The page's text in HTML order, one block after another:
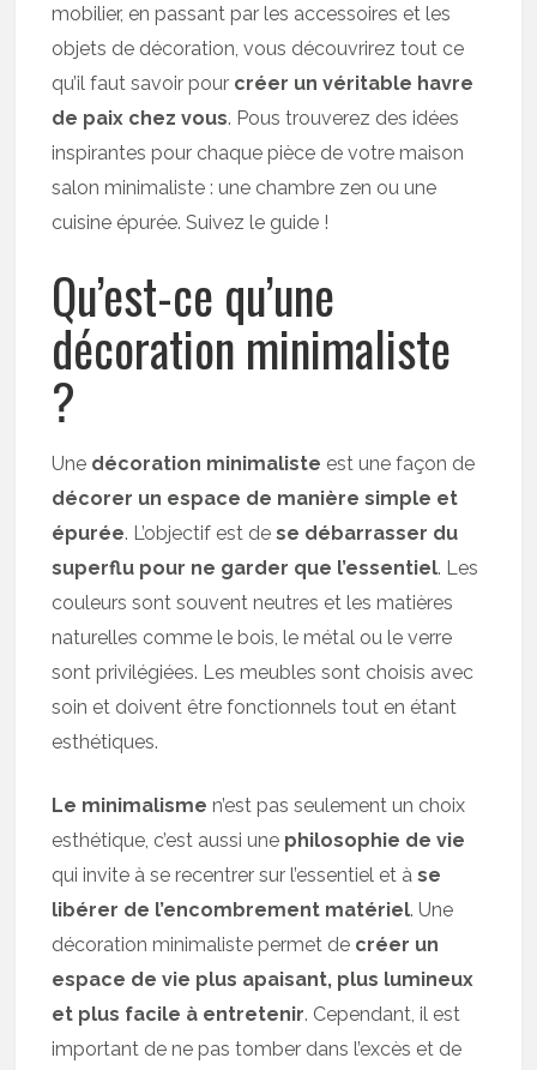
mobilier, en passant par les accessoires et les
objets de décoration, vous découvrirez tout ce
qu’il faut savoir pour créer un véritable havre
de paix chez vous. Pous trouverez des idées
inspirantes pour chaque pièce de votre maison
salon minimaliste : une chambre zen ou une
cuisine épurée. Suivez le guide !
Qu’est-ce qu’une
décoration minimaliste
?
Une décoration minimaliste est une façon de
décorer un espace de manière simple et
épurée. L’objectif est dese débarrasser du
superflu pour ne garder que l’essentiel. Les
couleurs sont souvent neutres et les matières
naturelles comme le bois, le métal ou le verre
sont privilégiées. Les meubles sont choisis avec
soin et doivent être fonctionnels tout en étant
esthétiques.
Le minimalisme n’est pas seulement un choix
esthétique, c’est aussi une philosophie de vie
qui invite à se recentrer sur l’essentiel et àse
libérer de l’encombrement matériel. Une
décoration minimaliste permet de créer un
espace de vie plus apaisant, plus lumineux
et plus facile à entretenir. Cependant, il est
important de ne pas tomber dans l’excès et de